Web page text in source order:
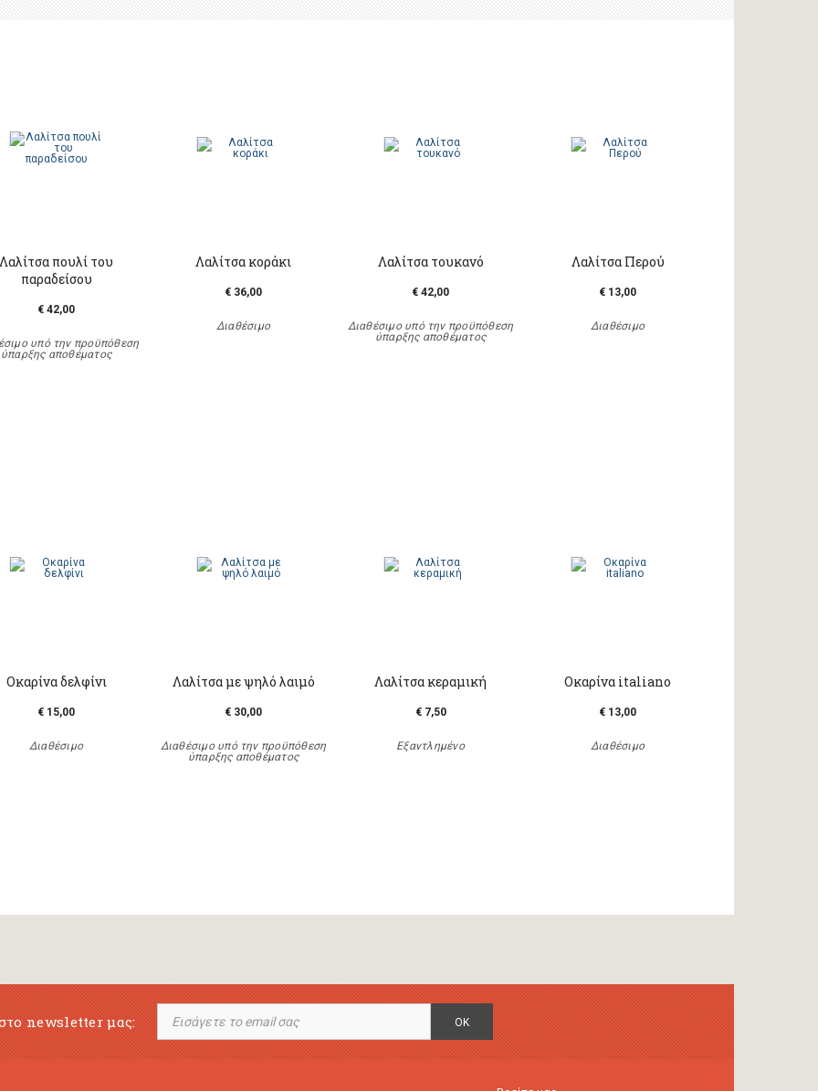
Λαλίτσα πουλί του
παραδείσου
€ 42,00
υπό την προϋπόθεση
ύπαρξης αποθέματος
Λαλίτσα κοράκι
€ 36,00
Διαθέσιμο
Λαλίτσα τουκανό
€ 42,00
Διαθέσιμο υπό την προϋπόθεση
ύπαρξης αποθέματος
Λαλίτσα Περού
€ 13,00
Διαθέσιμο
Οκαρίνα δελφίνι
€ 15,00
Διαθέσιμο
Λαλίτσα με ψηλό λαιμό
€ 30,00
Διαθέσιμο υπό την προϋπόθεση
ύπαρξης αποθέματος
Λαλίτσα κεραμική
€ 7,50
Εξαντλημένο
Οκαρίνα italiano
€ 13,00
Διαθέσιμο
newsletter μας: OK